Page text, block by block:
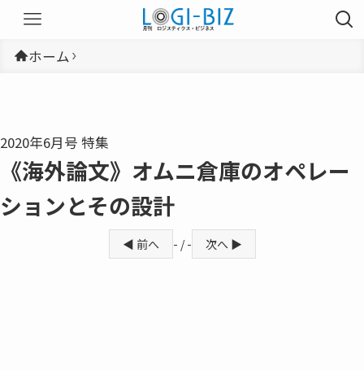
ホーム
2020年6月号 特集
《海外論文》オムニ倉庫のオペレー
ションとその設計
◀ 前へ - / - 次へ ▶